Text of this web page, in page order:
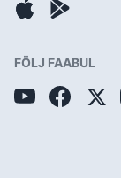
FÖLJ FAABUL